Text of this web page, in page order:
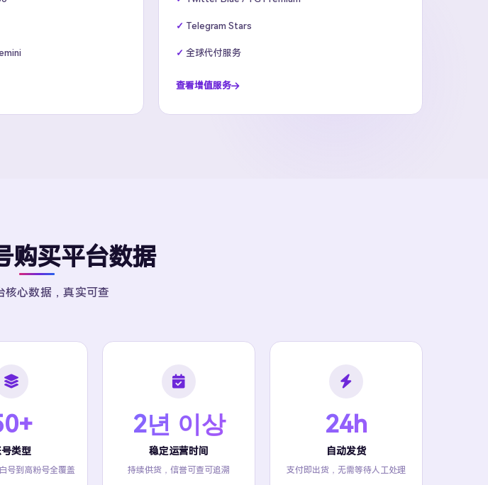
Telegram Stars
全球代付服务
查看增值服务
购买平台数据
核心数据，真实可查
类型
号到高粉号全覆盖
2년 이상
稳定运营时间
持续供货，信誉可查可追溯
24h
自动发货
支付即出货，无需等待人工处理